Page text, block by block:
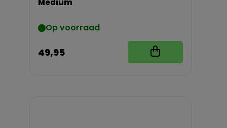
Medium
Op voorraad
49,95